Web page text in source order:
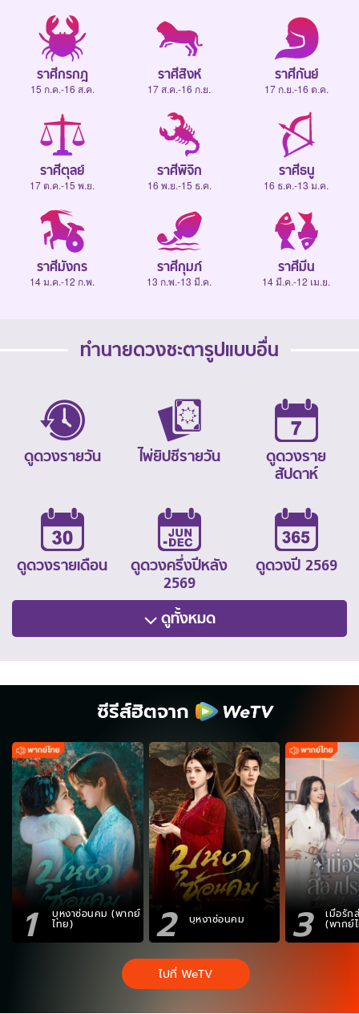
ราศีกรกฎ
15 ก.ค.-16 ส.ค.
ราศีสิงห์
17 ส.ค.-16 ก.ย.
ราศีกันย์
17 ก.ย.-16 ต.ค.
ราศีตุลย์
17 ต.ค.-15 พ.ย.
ราศีพิจิก
16 พ.ย.-15 ธ.ค.
ราศีธนู
16 ธ.ค.-13 ม.ค.
ราศีมังกร
14 ม.ค.-12 ก.พ.
ราศีกุมภ์
13 ก.พ.-13 มี.ค.
ราศีมีน
14 มี.ค.-12 เม.ย.
ทำนายดวงชะตารูปแบบอื่น
ดูดวงรายวัน ไพ่ยิปซีรายวัน
ดูดวงราย
สัปดาห์
ดูดวงรายเดือน
ดูดวงครึ่งปีหลัง
2569
ดูดวงปี 2569
ดูทั้งหมด
ซีรีส์ฮิตจาก
1 บุหงาซ่อนคม (พากย์
ไทย) 2 บุหงาซ่อนคม 3 เมื่อรัก
(พากย์
ไปที่ WeTV